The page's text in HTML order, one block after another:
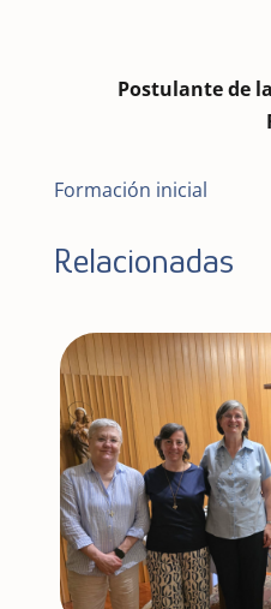
Postulante de
Formación inicial
Relacionadas